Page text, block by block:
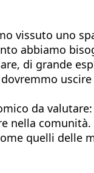
vissuto uno
abbiamo
di grande
da
nella comunità.
quelli delle